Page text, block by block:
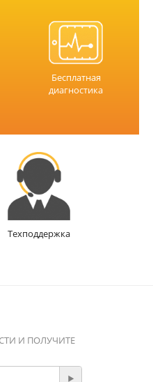
Бесплатная
диагностика
Техподдержка
И ПОЛУЧИТЕ